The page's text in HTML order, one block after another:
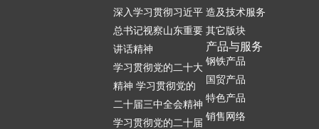
深入学习贯彻习近平
总书记视察山东重要
讲话精神
学习贯彻党的二十大
精神 学习贯彻党的
二十届三中全会精神
学习贯彻党的二十届
造及技术服务
其它版块
产品与服务
钢铁产品
国贸产品
特色产品
销售网络